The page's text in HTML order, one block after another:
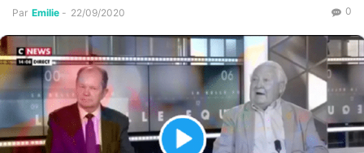
Par Emilie - 22/09/2020 0